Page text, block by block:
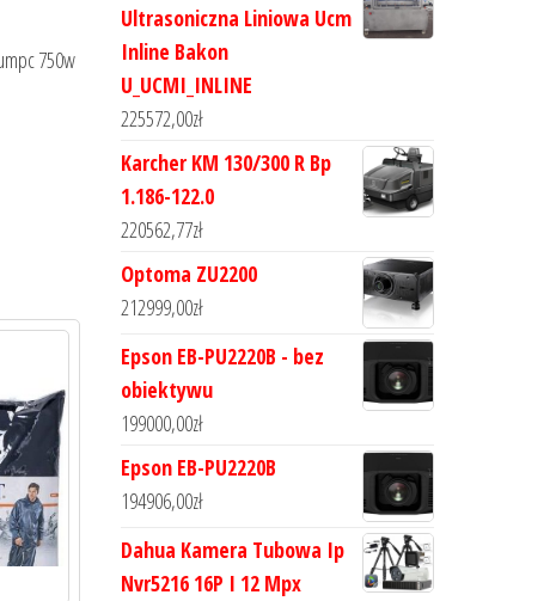
750w
Ultrasoniczna Liniowa Ucm
Inline Bakon
U_UCMI_INLINE
225572,00zł
Karcher KM 130/300 R Bp
1.186-122.0
220562,77zł
Optoma ZU2200
212999,00zł
Epson EB-PU2220B - bez
obiektywu
199000,00zł
Epson EB-PU2220B
194906,00zł
Dahua Kamera Tubowa Ip
Nvr5216 16P I 12 Mpx